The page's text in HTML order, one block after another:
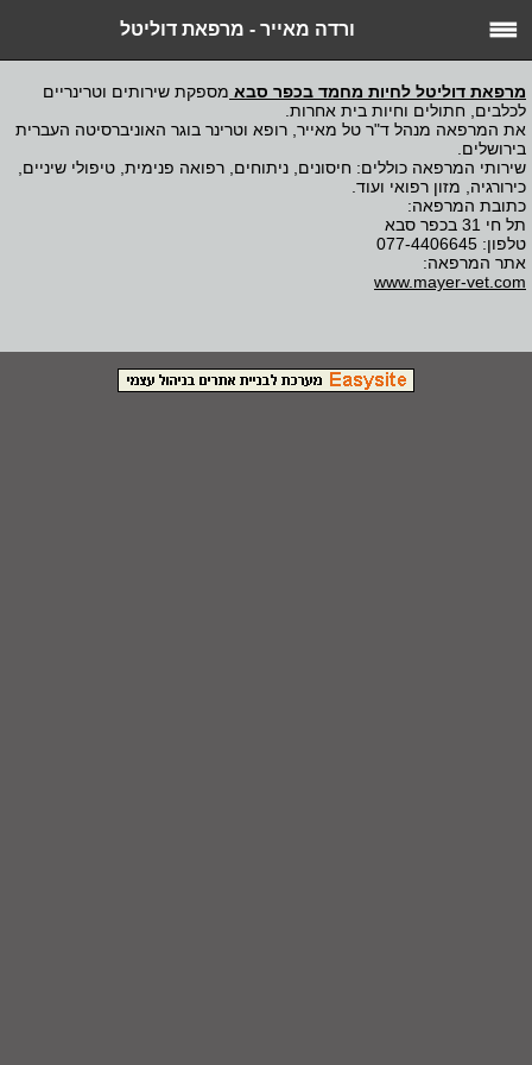
ורדה מאייר - מרפאת דוליטל
מרפאת דוליטל לחיות מחמד בכפר סבא מספקת שירותים וטרינריים
לכלבים, חתולים וחיות בית אחרות.
את המרפאה מנהל ד"ר טל מאייר, רופא וטרינר בוגר האוניברסיטה העברית
בירושלים.
שירותי המרפאה כוללים: חיסונים, ניתוחים, רפואה פנימית, טיפולי שיניים,
כירורגיה, מזון רפואי ועוד.
כתובת המרפאה:
תל חי 31 בכפר סבא
טלפון: 077-4406645
אתר המרפאה:
www.mayer-vet.com